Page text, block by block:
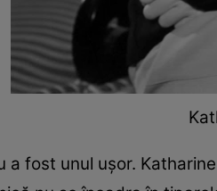
a fost unul ușor.